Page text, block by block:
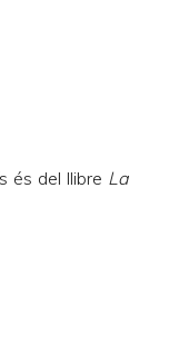
és del llibre La